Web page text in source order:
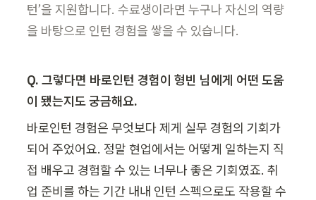
턴’을 지원합니다. 수료생이라면 누구나 자신의 역량
을 바탕으로 인턴 경험을 쌓을 수 있습니다.
Q. 그렇다면 바로인턴 경험이 형빈 님에게 어떤 도움
이 됐는지도 궁금해요.
바로인턴 경험은 무엇보다 제게 실무 경험의 기회가
되어 주었어요. 정말 현업에서는 어떻게 일하는지 직
접 배우고 경험할 수 있는 너무나 좋은 기회였죠. 취
업 준비를 하는 기간 내내 인턴 스펙으로도 작용할 수